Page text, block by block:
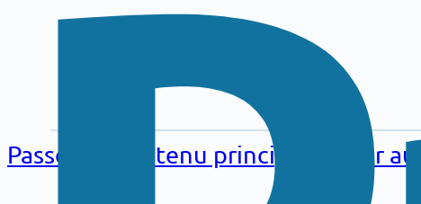
contenu
principal
Passer au contenu principal Passer